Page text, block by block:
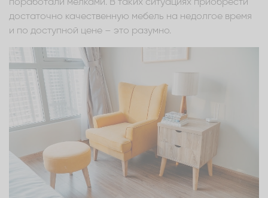
поработали мелками. В таких ситуациях приобрести
достаточно качественную мебель на недолгое время
и по доступной цене – это разумно.